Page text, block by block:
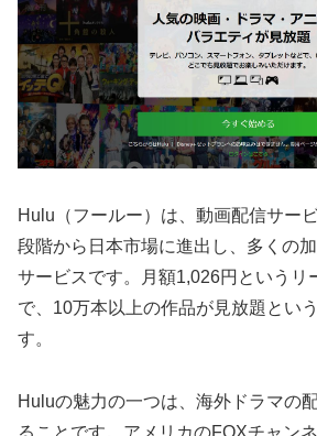
Hulu（フールー）は、動画配信サー
段階から日本市場に進出し、多くの
サービスです。月額1,026円というリ
で、10万本以上の作品が見放題とい
す。
Huluの魅力の一つは、海外ドラマの
ることです。アメリカのFOXチャン